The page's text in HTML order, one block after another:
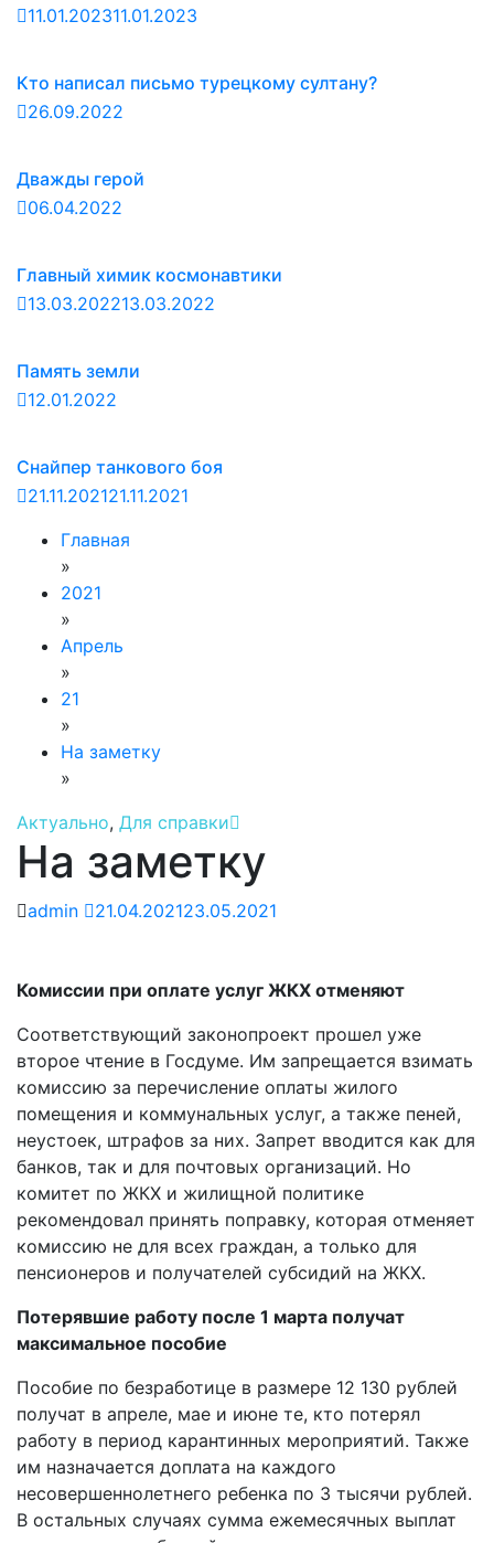
11.01.202311.01.2023
Кто написал письмо турецкому султану?
26.09.2022
Дважды герой
06.04.2022
Главный химик космонавтики
13.03.202213.03.2022
Память земли
12.01.2022
Снайпер танкового боя
21.11.202121.11.2021
Главная
»
2021
»
Апрель
»
21
»
На заметку
»
Актуально, Для справки
На заметку
admin 21.04.202123.05.2021
Комиссии при оплате услуг ЖКХ отменяют
Соответствующий законопроект прошел уже
второе чтение в Госдуме. Им запрещается взимать
комиссию за перечисление оплаты жилого
помещения и коммунальных услуг, а также пеней,
неустоек, штрафов за них. Запрет вводится как для
банков, так и для почтовых организаций. Но
комитет по ЖКХ и жилищной политике
рекомендовал принять поправку, которая отменяет
комиссию не для всех граждан, а только для
пенсионеров и получателей субсидий на ЖКХ.
Потерявшие работу после 1 марта получат
максимальное пособие
Пособие по безработице в размере 12 130 рублей
получат в апреле, мае и июне те, кто потерял
работу в период карантинных мероприятий. Также
им назначается доплата на каждого
несовершеннолетнего ребенка по 3 тысячи рублей.
В остальных случаях сумма ежемесячных выплат